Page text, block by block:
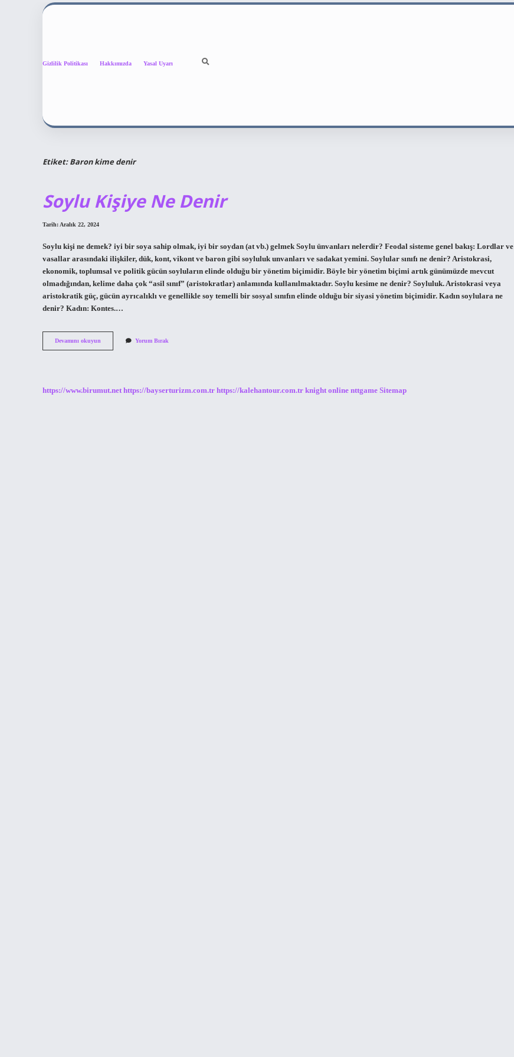
Gizlilik Politikası Hakkımızda Yasal Uyarı
Etiket:Baron kime denir
Soylu Kişiye Ne Denir
Tarih: Aralık 22, 2024
Soylu kişi ne demek? iyi bir soya sahip olmak, iyi bir soydan (at vb.) gelmek Soylu ünvanları nelerdir? Feodal sisteme genel bakış: Lordlar ve
vasallar arasındaki ilişkiler, dük, kont, vikont ve baron gibi soyluluk unvanları ve sadakat yemini. Soylular sınıfı ne denir? Aristokrasi,
ekonomik, toplumsal ve politik gücün soyluların elinde olduğu bir yönetim biçimidir. Böyle bir yönetim biçimi artık günümüzde mevcut
olmadığından, kelime daha çok “asil sınıf” (aristokratlar) anlamında kullanılmaktadır. Soylu kesime ne denir? Soyluluk. Aristokrasi veya
aristokratik güç, gücün ayrıcalıklı ve genellikle soy temelli bir sosyal sınıfın elinde olduğu bir siyasi yönetim biçimidir. Kadın soylulara ne
denir? Kadın: Kontes.…
Devamını okuyun
Kişiye
Yorum Bırak
https://www.birumut.net https://bayserturizm.com.tr https://kalehantour.com.tr knight online nttgame Sitemap